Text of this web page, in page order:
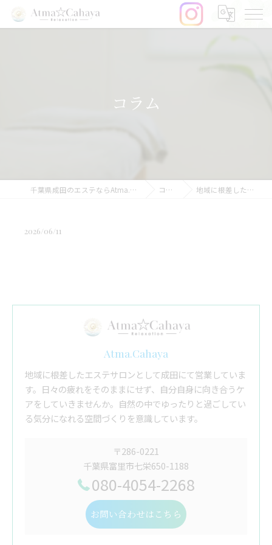
コラム
千葉県成田のエステならAtma.Cahaya コラム 地域に根差したエス…
2026/06/11
Atma.Cahaya
地域に根差したエステサロンとして成田にて営業していま
す。日々の疲れをそのままにせず、自分自身に向き合うケ
アをしていきませんか。自然の中でゆったりと過ごしてい
る気分になれる空間づくりを意識しています。
〒286-0221
千葉県富里市七栄650-1188
080-4054-2268
お問い合わせはこちら